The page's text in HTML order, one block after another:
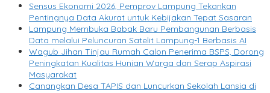
Sensus Ekonomi 2026, Pemprov Lampung Tekankan
Pentingnya Data Akurat untuk Kebijakan Tepat Sasaran
Lampung Membuka Babak Baru Pembangunan Berbasis
Data melalui Peluncuran Satelit Lampung-1 Berbasis AI
Wagub Jihan Tinjau Rumah Calon Penerima BSPS, Dorong
Peningkatan Kualitas Hunian Warga dan Serap Aspirasi
Masyarakat
Canangkan Desa TAPIS dan Luncurkan Sekolah Lansia di